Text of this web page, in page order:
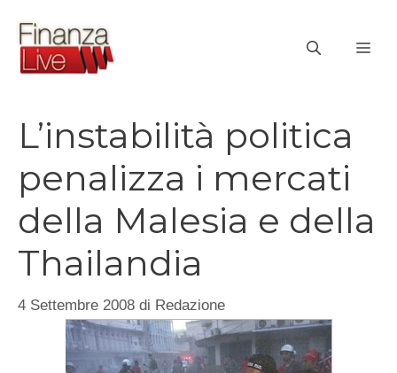
contenuto
L’instabilità politica
penalizza i mercati
della Malesia e della
Thailandia
4 Settembre 2008 di Redazione